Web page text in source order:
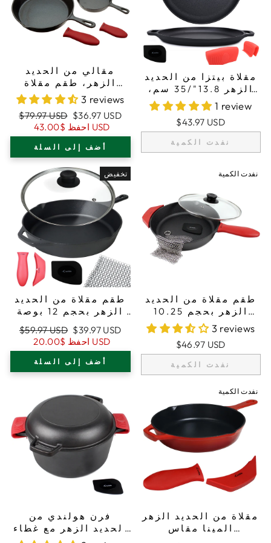
مقالي من الحديد
الزهر، طقم مقلاة
مكون من 4 بأحجام
مختلفة، 2 حوامل قدور
من السيليكون
3 reviews
السعر
العادي
$79.97 USD سعر
البيع
$36.97 USD
احفظ $43.00 USD
أضف إلى السلة
مقلاة بيتزا من الحديد
الزهر 13.8"/35 سم،
صينية خبز، صينية
طهي، حوامل مقابض
من السيليكون،
وكاشطة
1 review
$43.97 USD
نفدت الكمية
تخفيض
طقم مقلاة من الحديد
الزهر بحجم 12 بوصة
مقابض من السيليكون،
غطاء زجاجي، منظف
حديد زهر، مكشطة
السعر
العادي
$59.97 USD سعر
البيع
$39.97 USD
احفظ $20.00 USD
أضف إلى السلة
نفدت الكمية
طقم مقلاة من الحديد
الزهر بحجم 10.25
بوصة/26 سم، حوامل
مقابض من السيليكون،
غطاء زجاجي، منظف
حديد زهر، مكشطة
3 reviews
$46.97 USD
نفدت الكمية
فرن هولندي من
الحديد الزهر مع غطاء
مقلاة - 10.23” (26
نفدت الكمية
مقلاة من الحديد الزهر
المينا مقاس